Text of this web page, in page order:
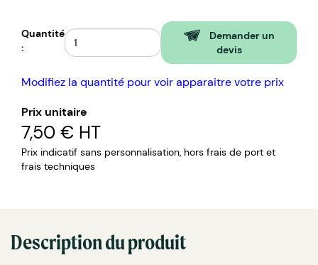
Quantité
:
Demander un
devis
Modifiez la quantité pour voir apparaitre votre prix
Prix unitaire
7,50 € HT
Prix indicatif sans personnalisation, hors frais de port et
frais techniques
Description du produit